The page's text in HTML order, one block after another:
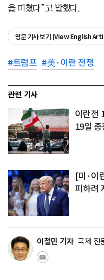
을 미쳤다”고 말했다.
영문 기사 보기 (View English
#트럼프 #美·이란 전쟁
관련 기사
이란전
19일
[미·이
피하려
이철민 기자 국제 전